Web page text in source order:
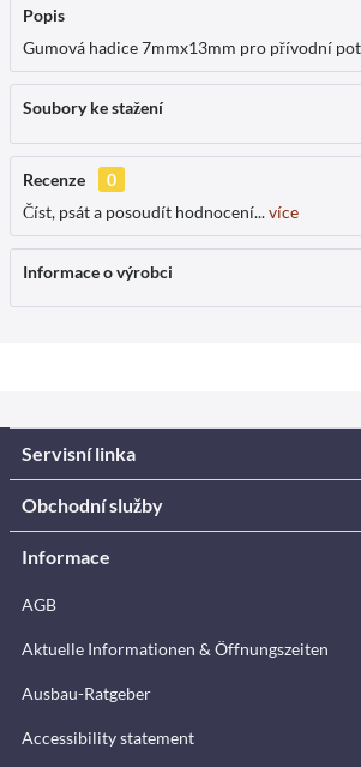
Popis
Gumová hadice 7mmx13mm pro přívodní
Soubory ke stažení
Recenze
0
Číst, psát a posoudít hodnocení...více
Informace o výrobci
Servisní linka
Obchodní služby
Informace
AGB
Aktuelle Informationen & Öffnungszeiten
Ausbau-Ratgeber
Accessibility statement